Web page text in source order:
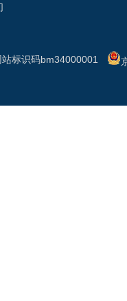
站标识码bm34000001